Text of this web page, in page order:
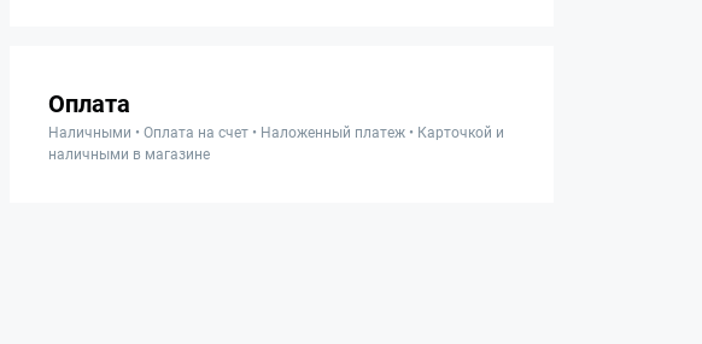
Оплата
Наличными • Оплата на счет • Наложенный платеж • Карточкой и
наличными в магазине